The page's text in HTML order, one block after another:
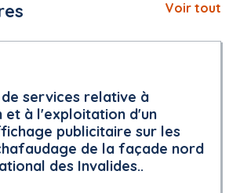
Voir tout
de services relative à
et à l'exploitation d'un
publicitaire sur les
de la façade nord
des Invalides..